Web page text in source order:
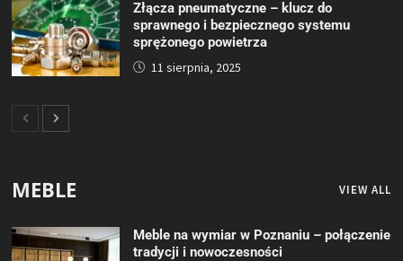
Złącza pneumatyczne – klucz do
sprawnego i bezpiecznego systemu
sprężonego powietrza
11 sierpnia, 2025
MEBLE VIEW ALL
Meble na wymiar w Poznaniu – połączenie
tradycji i nowoczesności